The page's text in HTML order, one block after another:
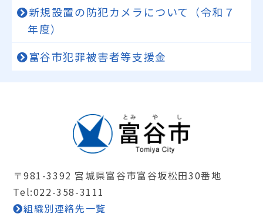
新規設置の防犯カメラについて（令和７
年度）
富谷市犯罪被害者等支援金
〒981-3392 宮城県富谷市富谷坂松田30番地
Tel:022-358-3111
組織別連絡先一覧